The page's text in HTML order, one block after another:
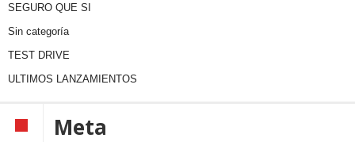
SEGURO QUE SI
Sin categoría
TEST DRIVE
ULTIMOS LANZAMIENTOS
Meta